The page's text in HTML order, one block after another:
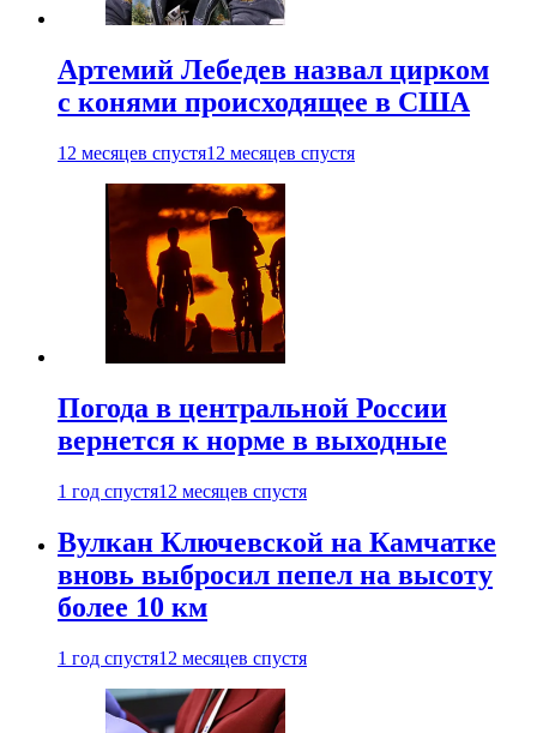
Артемий Лебедев назвал цирком
с конями происходящее в США
12 месяцев спустя12 месяцев спустя
Погода в центральной России
вернется к норме в выходные
1 год спустя12 месяцев спустя
Вулкан Ключевской на Камчатке
вновь выбросил пепел на высоту
более 10 км
1 год спустя12 месяцев спустя